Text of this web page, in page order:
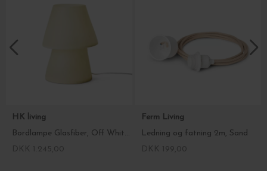
HK living
Bordlampe Glasfiber, Off White Ø:26,5*35
Ferm Living
Ledning og fatning 2m, Sand